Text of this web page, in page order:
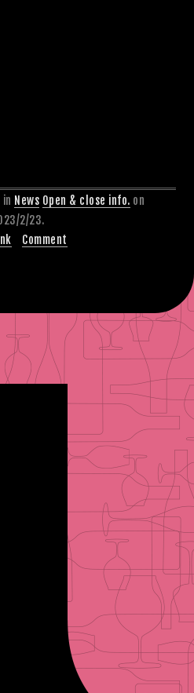
News Open & close info. on
2/23.
Comment